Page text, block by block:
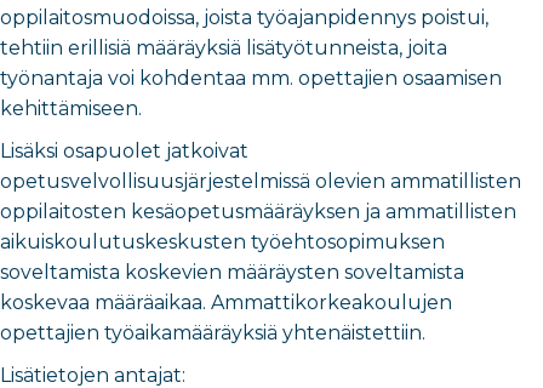
oppilaitosmuodoissa, joista työajanpidennys poistui,
tehtiin erillisiä määräyksiä lisätyötunneista, joita
työnantaja voi kohdentaa mm. opettajien osaamisen
kehittämiseen.
Lisäksi osapuolet jatkoivat
opetusvelvollisuusjärjestelmissä olevien ammatillisten
oppilaitosten kesäopetusmääräyksen ja ammatillisten
aikuiskoulutuskeskusten työehtosopimuksen
soveltamista koskevien määräysten soveltamista
koskevaa määräaikaa. Ammattikorkeakoulujen
opettajien työaikamääräyksiä yhtenäistettiin.
Lisätietojen antajat: